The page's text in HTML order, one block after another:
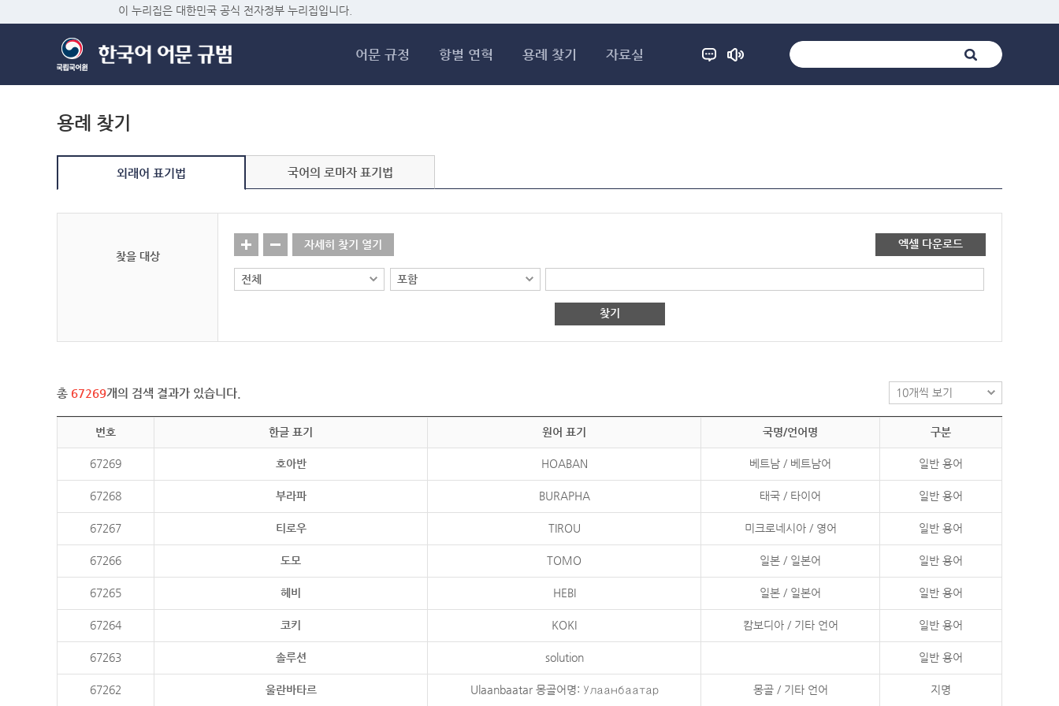
이 누리집은 대한민국 공식 전자정부 누리집입니다.
어문 규정 항별 연혁 용례 찾기 자료실
용례 찾기
외래어 표기법 국어의 로마자 표기법
찾을 대상
자세히 찾기 열기 엑셀 다운로드
찾기
총 67269개의 검색 결과가 있습니다.
번호 한글 표기 원어 표기 국명/언어명 구분
67269 호아반 HOABAN 베트남 / 베트남어 일반 용어
67268 부라파 BURAPHA 태국 / 타이어 일반 용어
67267 티로우 TIROU 미크로네시아 / 영어 일반 용어
67266 도모 TOMO 일본 / 일본어 일반 용어
67265 헤비 HEBI 일본 / 일본어 일반 용어
67264 코키 KOKI 캄보디아 / 기타 언어 일반 용어
67263 솔루션 solution 일반 용어
67262 울란바타르 Ulaanbaatar 몽골어명: Улаанбаатар 몽골 / 기타 언어 지명